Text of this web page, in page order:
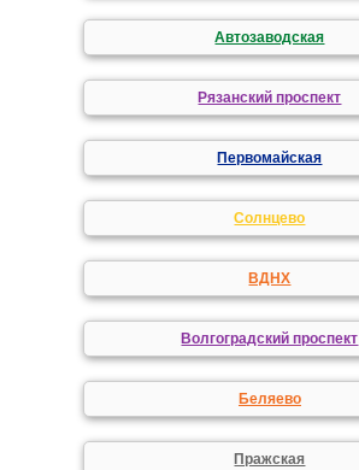
Автозаводская
Рязанский проспект
Первомайская
Солнцево
ВДНХ
Волгоградский проспект
Беляево
Пражская